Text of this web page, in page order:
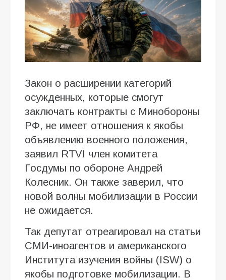
Закон о расширении категорий
осужденных, которые смогут
заключать контракты с Минобороны
РФ, не имеет отношения к якобы
объявлению военного положения,
заявил RTVI член комитета
Госдумы по обороне Андрей
Колесник. Он также заверил, что
новой волны мобилизации в России
не ожидается.
Так депутат отреагировал на статьи
СМИ-иноагентов и американского
Института изучения войны (ISW) о
якобы подготовке мобилизации. В